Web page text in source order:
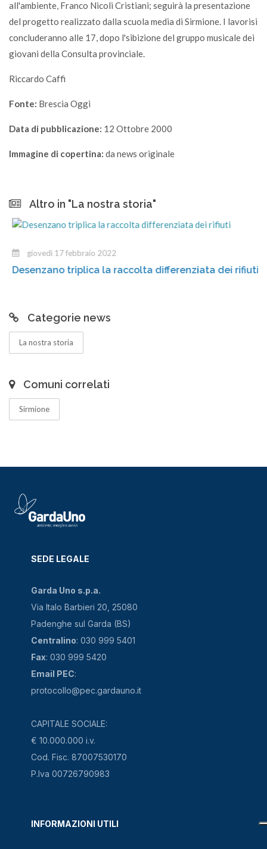
all'ambiente, Franco Nicoli Cristiani; seguirà la presentazione
del progetto realizzato dalla scuola media di Sirmione. I lavorisi
concluderanno alle 17, dopo l'sibizione del gruppo musicale dei
giovani della Consulta provinciale.
Riccardo Caffi
Fonte: Brescia Oggi
Data di pubblicazione: 12 Ottobre 2000
Immagine di copertina: da news originale
Altro in "La nostra storia"
giovedì 17 febbraio 2022
Desenzano triplica la raccolta differenziata dei rifiuti
Categorie news
La nostra storia
Comuni correlati
Sirmione
SEDE LEGALE
Garda Uno s.p.a.
Via Italo Barbieri 20, 25080
Padenghe sul Garda (BS)
Centralino: 030 999 5401
Fax: 030 999 5420
Email PEC:
protocollo@pec.gardauno.it
CAPITALE SOCIALE:
€ 10.000.000 i.v.
Cod. Fisc. 87007530170
P.Iva 00726790983
INFORMAZIONI UTILI